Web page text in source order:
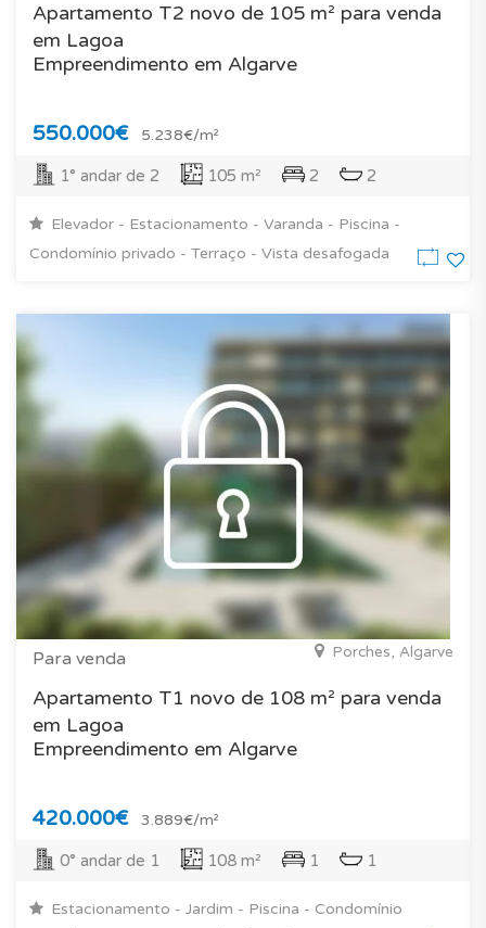
Apartamento T2 novo de 105 m² para venda
em Lagoa
Empreendimento em Algarve
550.000€ 5.238€/m²
1° andar de 2 105 m² 2 2
Elevador - Estacionamento - Varanda - Piscina -
Condomínio privado - Terraço - Vista desafogada
Para venda Porches, Algarve
Apartamento T1 novo de 108 m² para venda
em Lagoa
Empreendimento em Algarve
420.000€ 3.889€/m²
0° andar de 1 108 m² 1 1
Estacionamento - Jardim - Piscina - Condomínio